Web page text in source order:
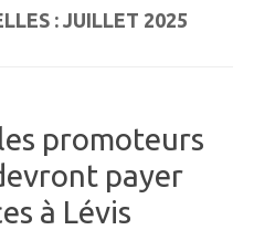
: JUILLET 2025
promoteurs
payer
à Lévis